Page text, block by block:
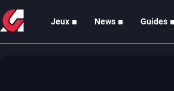
Jeux News Guides